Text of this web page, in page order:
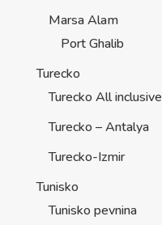
Marsa Alam
Port Ghalib
Turecko
Turecko All inclusive
Turecko – Antalya
Turecko-Izmir
Tunisko
Tunisko pevnina